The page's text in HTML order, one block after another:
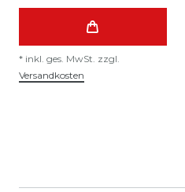
* inkl. ges. MwSt. zzgl.
Versandkosten